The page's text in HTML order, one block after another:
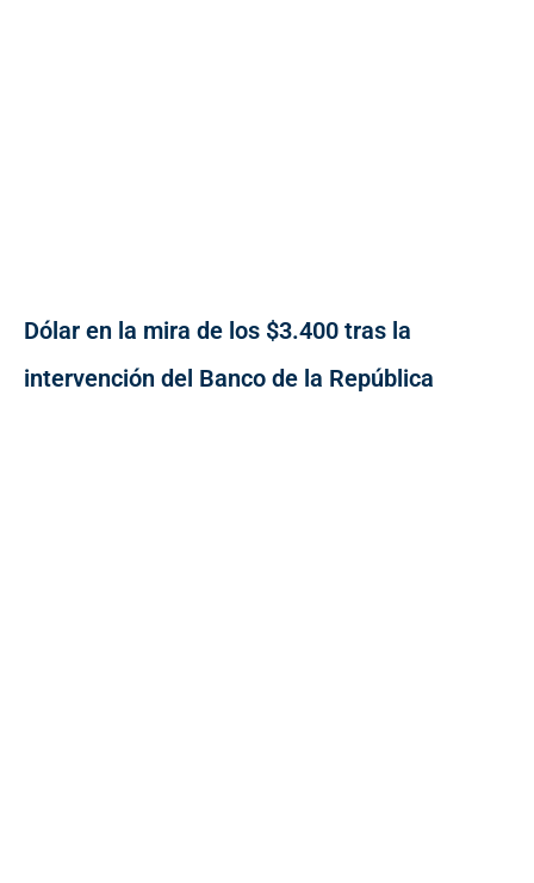
Dólar en la mira de los $3.400 tras la
intervención del Banco de la República